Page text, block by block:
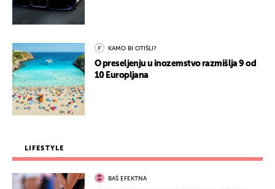
KAMO BI OTIŠLI?
O preseljenju u inozemstvo razmišlja 9 od
10 Europljana
LIFESTYLE
BAŠ EFEKTNA